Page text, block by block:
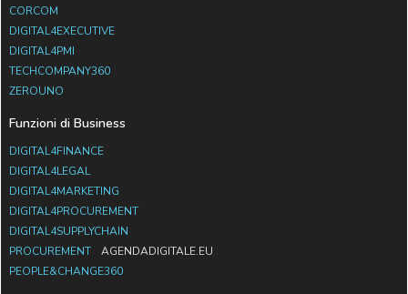
CORCOM
DIGITAL4EXECUTIVE
DIGITAL4PMI
TECHCOMPANY360
ZEROUNO
Funzioni di Business
DIGITAL4FINANCE
DIGITAL4LEGAL
DIGITAL4MARKETING
DIGITAL4PROCUREMENT
DIGITAL4SUPPLYCHAIN
PROCUREMENT
AGENDADIGITALE.EU
PEOPLE&CHANGE360